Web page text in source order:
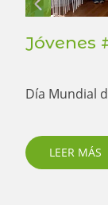
Jóvenes
Día Mundial
LEER MÁS